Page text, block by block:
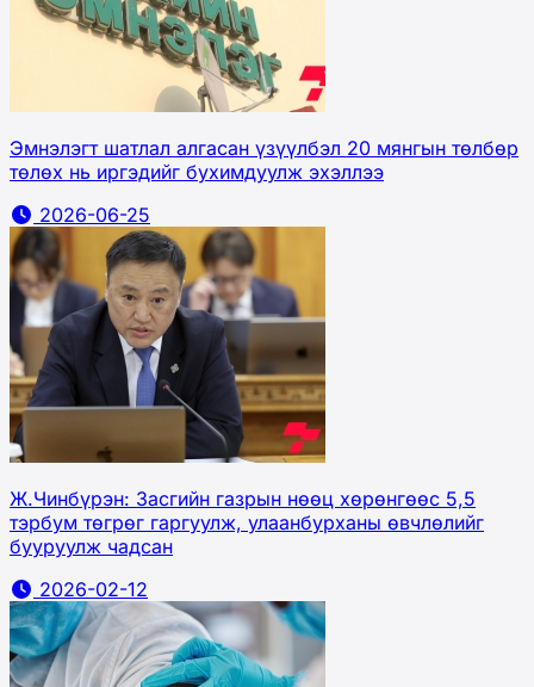
Эмнэлэгт шатлал алгасан үзүүлбэл 20 мянгын төлбөр
төлөх нь иргэдийг бухимдуулж эхэллээ
2026-06-25
Ж.Чинбүрэн: Засгийн газрын нөөц хөрөнгөөс 5,5
тэрбум төгрөг гаргуулж, улаанбурханы өвчлөлийг
бууруулж чадсан
2026-02-12